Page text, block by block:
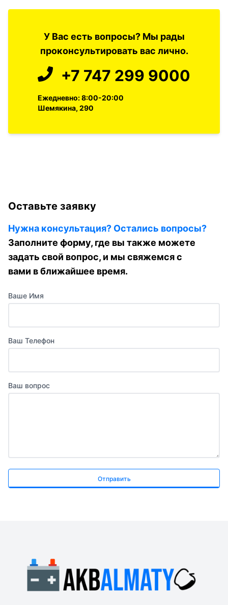
У Вас есть вопросы? Мы рады
проконсультировать вас лично.
+7 747 299 9000
Ежедневно: 8:00-20:00
Шемякина, 290
Оставьте заявку
Нужна консультация? Остались вопросы?
Заполните форму, где вы также можете
задать свой вопрос, и мы свяжемся с
вами в ближайшее время.
Ваше Имя
Ваш Телефон
Ваш вопрос
Отправить